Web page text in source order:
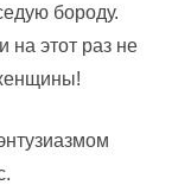
бороду.
этот раз не